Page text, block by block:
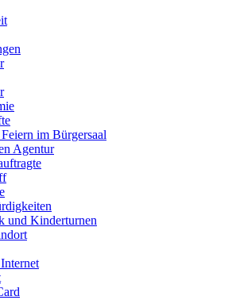
im Bürgersaal
Agentur
und Kinderturnen